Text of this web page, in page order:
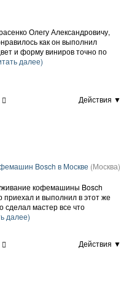
Олегу Александровичу,
как он выполнил
и форму виниров точно по
далее)
Действия ▼
Bosch в Москве (Москва)
кофемашины Bosch
и выполнил в этот же
сделал мастер все что
далее)
Действия ▼